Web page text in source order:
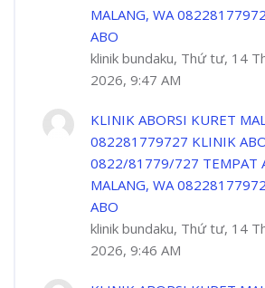
MALANG, WA
ABO
klinik bundaku, Thứ tư, 14
2026, 9:47 AM
KLINIK ABORSI KURET
082281779727 KLINIK
0822/81779/727 TEMPAT
MALANG, WA
ABO
klinik bundaku, Thứ tư, 14
2026, 9:46 AM